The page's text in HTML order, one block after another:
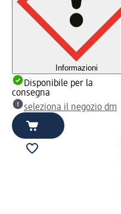
Informazioni
Disponibile per la
consegna
seleziona il negozio dm